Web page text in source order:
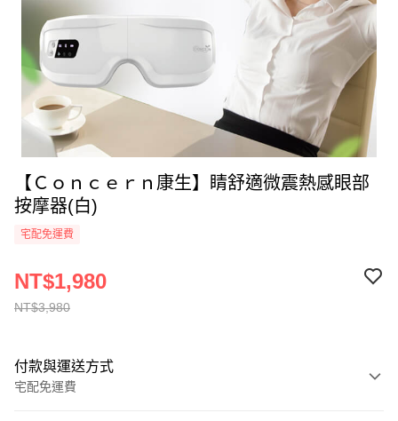
【Ｃｏｎｃｅｒｎ康生】睛舒適微震熱感眼部
按摩器(白)
宅配免運費
NT$3,980
NT$1,980
付款與運送方式
宅配免運費